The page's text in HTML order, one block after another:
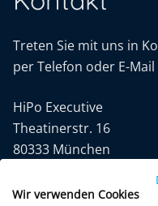
Treten Sie mit uns in
per Telefon oder E-
HiPo Executive
Theatinerstr. 16
80333 München
Wir verwenden Cookies